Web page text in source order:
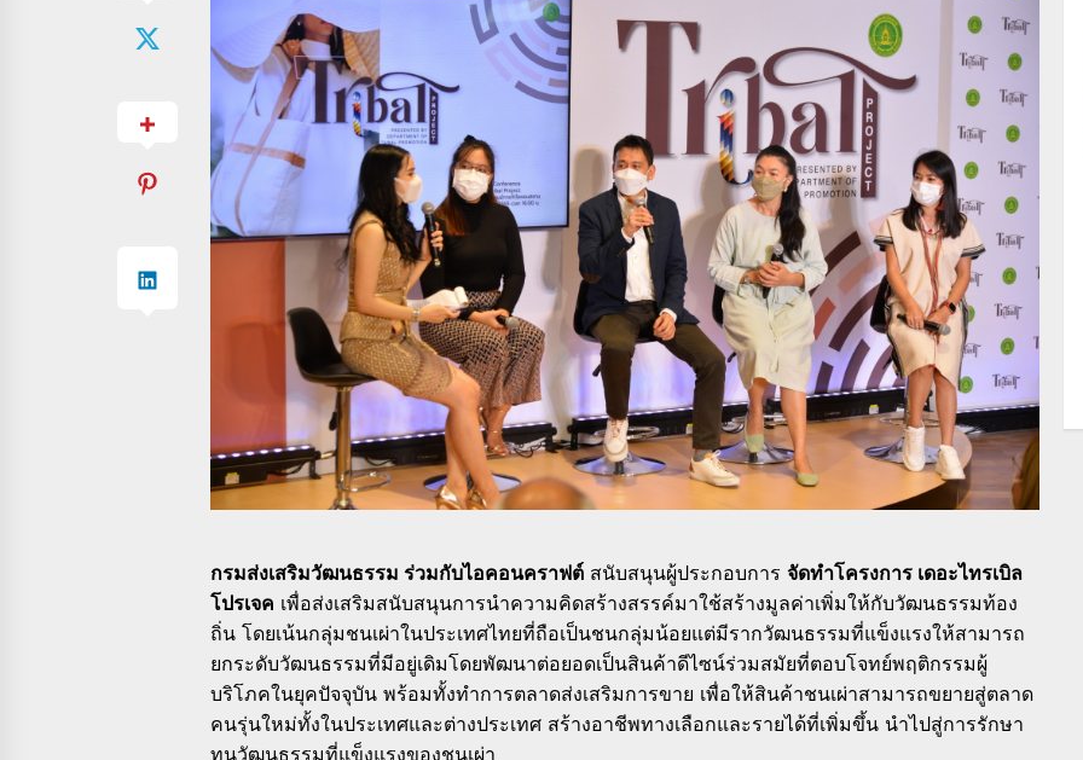
กรมส่งเสริมวัฒนธรรม ร่วมกับไอคอนคราฟต์ สนับสนุนผู้ประกอบการจัดทำโครงการ เดอะไทรเบิล
โปรเจค เพื่อส่งเสริมสนับสนุนการนำความคิดสร้างสรรค์มาใช้สร้างมูลค่าเพิ่มให้กับวัฒนธรรมท้อง
ถิ่น โดยเน้นกลุ่มชนเผ่าในประเทศไทยที่ถือเป็นชนกลุ่มน้อยแต่มีรากวัฒนธรรมที่แข็งแรงให้สามารถ
ยกระดับวัฒนธรรมที่มีอยู่เดิมโดยพัฒนาต่อยอดเป็นสินค้าดีไซน์ร่วมสมัยที่ตอบโจทย์พฤติกรรมผู้
บริโภคในยุคปัจจุบัน พร้อมทั้งทำการตลาดส่งเสริมการขาย เพื่อให้สินค้าชนเผ่าสามารถขยายสู่ตลาด
คนรุ่นใหม่ทั้งในประเทศและต่างประเทศ สร้างอาชีพทางเลือกและรายได้ที่เพิ่มขึ้น นำไปสู่การรักษา
ทุนวัฒนธรรมที่แข็งแรงของชนเผ่า